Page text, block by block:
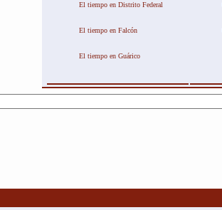
El tiempo en Distrito Federal
El tiempo en Falcón
El tiempo en Guárico